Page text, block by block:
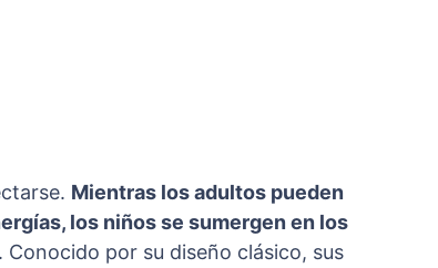
Mientras los adultos pueden
los niños se sumergen en los
. Conocido por su diseño clásico, sus